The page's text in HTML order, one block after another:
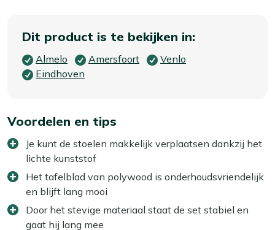
Dit product is te bekijken in:
Almelo Amersfoort
Venlo
Eindhoven
Voordelen en tips
Je kunt de stoelen makkelijk verplaatsen dankzij het
lichte kunststof
Het tafelblad van polywood is onderhoudsvriendelijk
en blijft lang mooi
Door het stevige materiaal staat de set stabiel en
gaat hij lang mee